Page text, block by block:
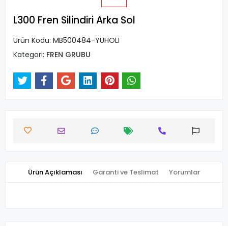
L300 Fren Silindiri Arka Sol
Ürün Kodu: MB500484-YUHOLI
Kategori: FREN GRUBU
Ürün Açıklaması Garanti ve Teslimat Yorumlar